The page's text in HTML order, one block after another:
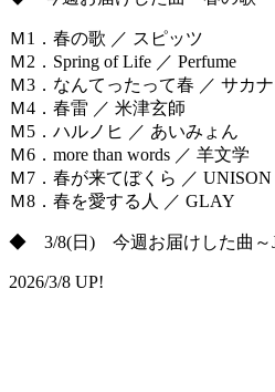
Ｍ1．春の歌 ／ スピッツ
Ｍ2．Spring of Life ／ Perfume
Ｍ3．なんてったって春 ／ サカ
Ｍ4．春雷 ／ 米津玄師
Ｍ5．ハルノヒ ／ あいみょん
Ｍ6．more than words ／ 羊文学
Ｍ7．春が来てぼくら ／
Ｍ8．春を愛する人 ／ GLAY
◆ 3/8(日) 今週お届けした曲～
2026/3/8 UP!